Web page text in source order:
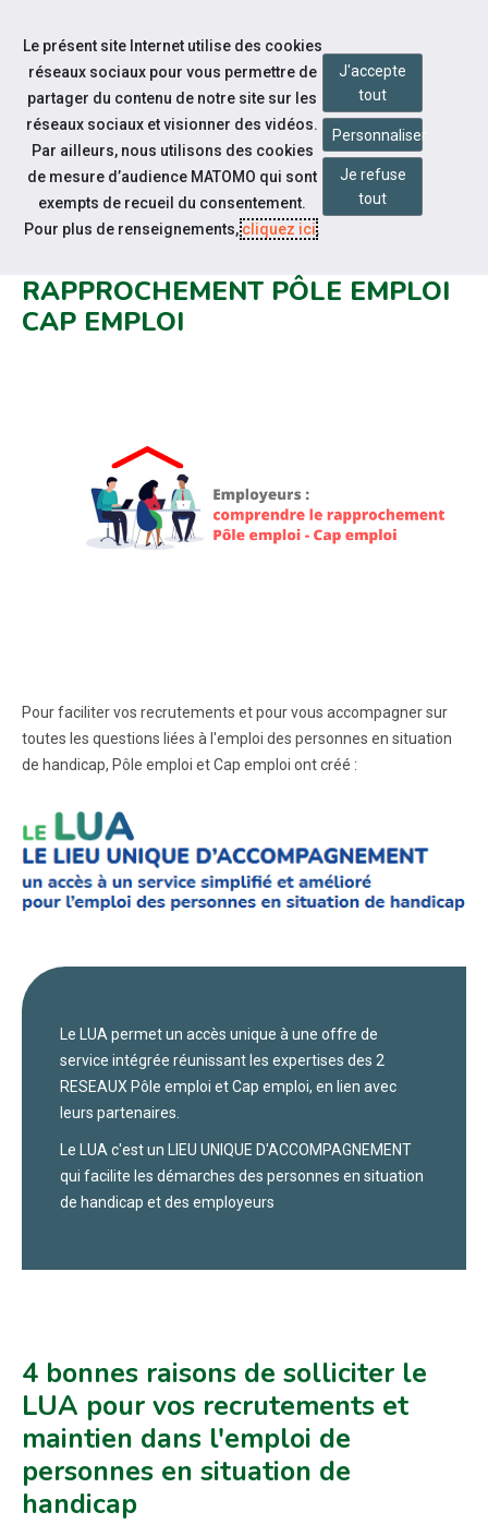
Aller au contenu
Notre actualité
VOUS ÊTES EMPLOYEURS :
RAPPROCHEMENT PÔLE EMPLOI
CAP EMPLOI
Pour faciliter vos recrutements et pour vous accompagner sur
toutes les questions liées à l'emploi des personnes en situation
de handicap, Pôle emploi et Cap emploi ont créé :
Le LUA permet un accès unique à une offre de
service intégrée réunissant les expertises des 2
RESEAUX Pôle emploi et Cap emploi, en lien avec
leurs partenaires.
Le LUA c'est un LIEU UNIQUE D'ACCOMPAGNEMENT
qui facilite les démarches des personnes en situation
de handicap et des employeurs
4 bonnes raisons de solliciter le
LUA pour vos recrutements et
maintien dans l'emploi de
personnes en situation de
handicap
Le présent site Internet utilise des cookies
réseaux sociaux pour vous permettre de
partager du contenu de notre site sur les
réseaux sociaux et visionner des vidéos.
Par ailleurs, nous utilisons des cookies
de mesure d’audience MATOMO qui sont
exempts de recueil du consentement.
Pour plus de renseignements,cliquez ici.
J'accepte
tout
Personnaliser
Je refuse
tout